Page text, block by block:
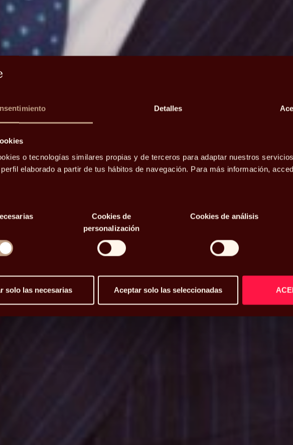
Detalles
o tecnologías similares propias y de terceros para adaptar nuestros
elaborado a partir de tus hábitos de navegación. Para más información,
Cookies de
personalización
Cookies de análisis
solo las necesarias Aceptar solo las seleccionadas
situación
y
mercado